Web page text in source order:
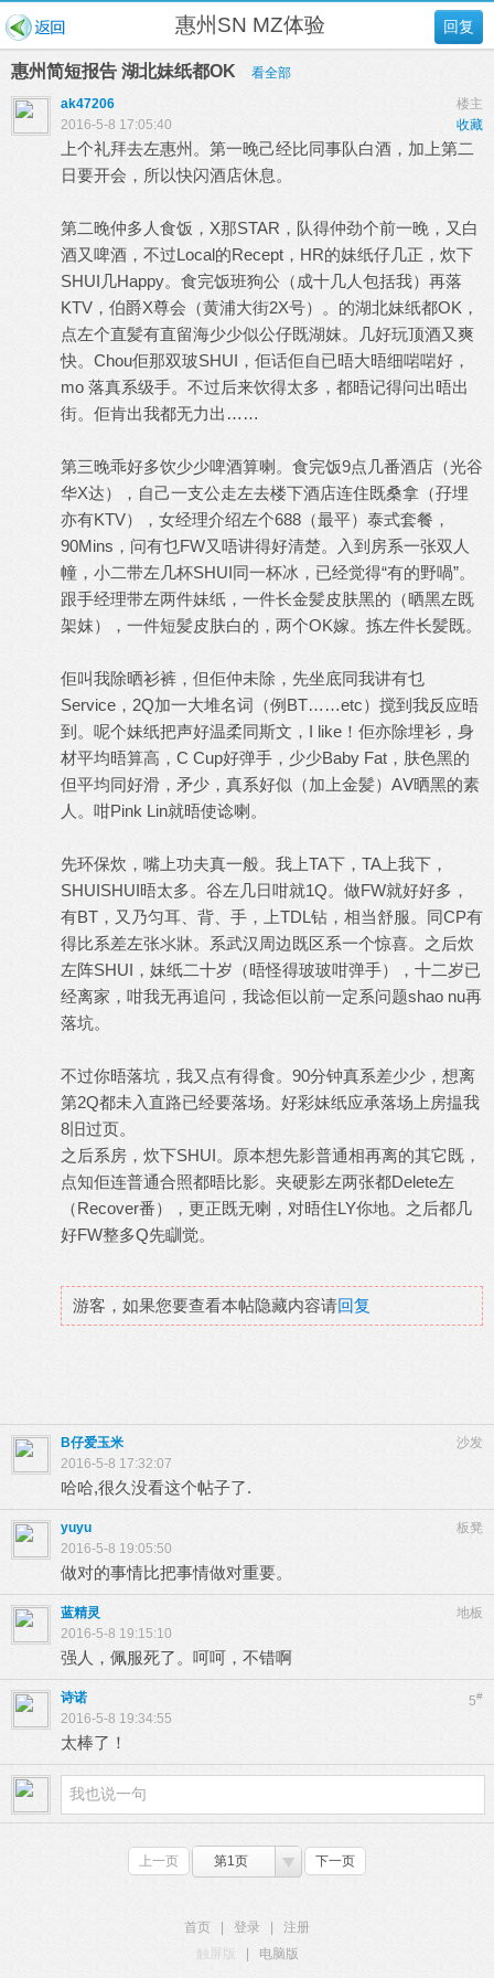
回复
惠州SN MZ体验
惠州简短报告 湖北妹纸都OK
看全部
楼主
ak47206
收藏
2016-5-8 17:05:40
上个礼拜去左惠州。第一晚己经比同事队白酒，加上第二
日要开会，所以快闪酒店休息。
第二晚仲多人食饭，X那STAR，队得仲劲个前一晚，又白
酒又啤酒，不过Local的Recept，HR的妹纸仔几正，炊下
SHUI几Happy。食完饭班狗公（成十几人包括我）再落
KTV，伯爵X尊会（黄浦大街2X号）。的湖北妹纸都OK，
点左个直髪有直留海少少似公仔既湖妺。几好玩顶酒又爽
快。Chou佢那双玻SHUI，佢话佢自已晤大晤细啱啱好，
mo 落真系级手。不过后来饮得太多，都晤记得问出晤出
街。佢肯出我都无力出……
第三晚乖好多饮少少啤酒算喇。食完饭9点几番酒店（光谷
华X达），自己一支公走左去楼下酒店连住既桑拿（孖埋
亦有KTV），女经理介绍左个688（最平）泰式套餐，
90Mins，问有乜FW又唔讲得好清楚。入到房系一张双人
幢，小二带左几杯SHUI同一杯冰，已经觉得“有的野喎”。
跟手经理带左两件妹纸，一件长金髪皮肤黑的（晒黑左既
架妺），一件短髪皮肤白的，两个OK嫁。拣左件长髪既。
佢叫我除晒衫裤，但佢仲未除，先坐底同我讲有乜
Service，2Q加一大堆名词（例BT……etc）搅到我反应晤
到。呢个妹纸把声好温柔同斯文，I like！佢亦除埋衫，身
材平均晤算高，C Cup好弹手，少少Baby Fat，肤色黑的
但平均同好滑，矛少，真系好似（加上金髪）ΑⅤ晒黑的素
人。咁Pink Lin就晤使谂喇。
先环保炊，嘴上功夫真一般。我上TA下，TA上我下，
SHUISHUI晤太多。谷左几日咁就1Q。做FW就好好多，
有BT，又乃匀耳、背、手，上TDL钻，相当舒服。同CP有
得比系差左张氺牀。系武汉周边既区系一个惊喜。之后炊
左阵SHUI，妹纸二十岁（晤怪得玻玻咁弹手），十二岁已
经离家，咁我无再追问，我谂佢以前一定系问题shao nu再
落坑。
不过你晤落坑，我又点有得食。90分钟真系差少少，想离
第2Q都未入直路已经要落场。好彩妹纸应承落场上房揾我
8旧过页。
之后系房，炊下SHUI。原本想先影普通相再离的其它既，
点知佢连普通合照都晤比影。夹硬影左两张都Delete左
（Recover番），更正既无喇，对晤住LY你地。之后都几
好FW整多Q先瞓觉。
游客，如果您要查看本帖隐藏内容请回复
沙发
B仔爱玉米
2016-5-8 17:32:07
哈哈,很久没看这个帖子了.
板凳
yuyu
2016-5-8 19:05:50
做对的事情比把事情做对重要。
地板
蓝精灵
2016-5-8 19:15:10
强人，佩服死了。呵呵，不错啊
5#
诗诺
2016-5-8 19:34:55
太棒了！
上一页 第1页 下一页
首页 登录
注册
触屏版
电脑版